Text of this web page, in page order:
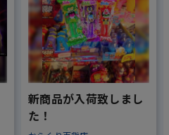
新商品が入荷致しまし
た！